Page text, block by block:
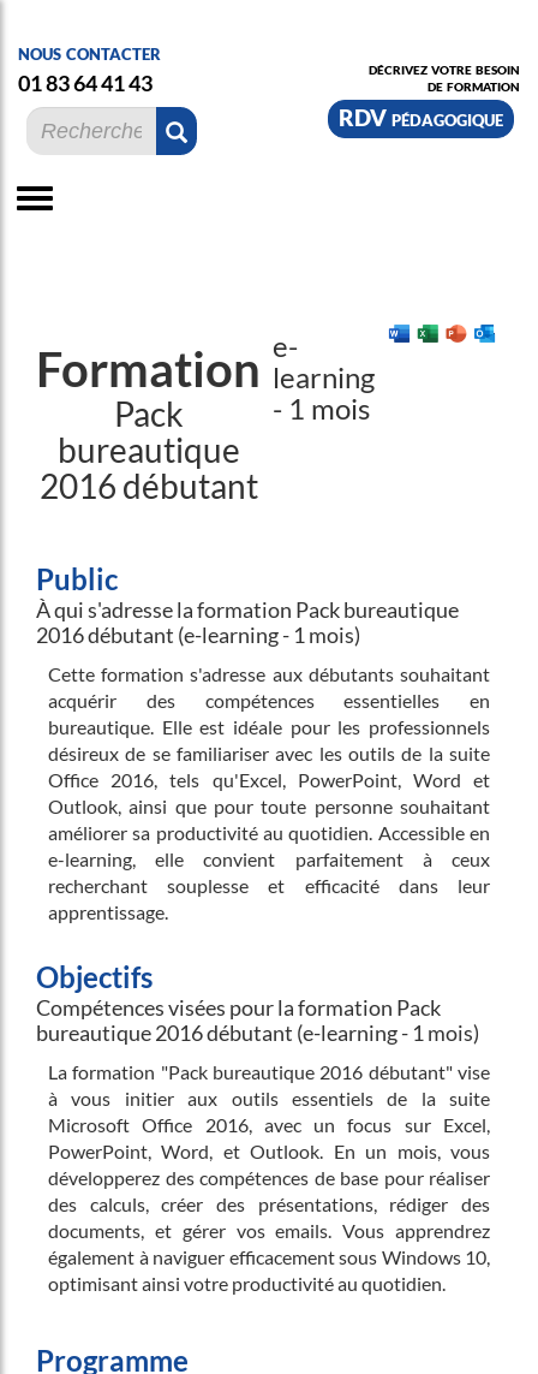
nous contacter
01 83 64 41 43
décrivez votre besoin
de formation
RDV pédagogique
Formation
Pack
bureautique
2016 débutant
e-
learning
- 1 mois
Public
À qui s'adresse la formation Pack bureautique
2016 débutant (e-learning - 1 mois)
Cette formation s'adresse aux débutants souhaitant
acquérir des compétences essentielles en
bureautique. Elle est idéale pour les professionnels
désireux de se familiariser avec les outils de la suite
Office 2016, tels qu'Excel, PowerPoint, Word et
Outlook, ainsi que pour toute personne souhaitant
améliorer sa productivité au quotidien. Accessible en
e-learning, elle convient parfaitement à ceux
recherchant souplesse et efficacité dans leur
apprentissage.
Objectifs
Compétences visées pour la formation Pack
bureautique 2016 débutant (e-learning - 1 mois)
La formation "Pack bureautique 2016 débutant" vise
à vous initier aux outils essentiels de la suite
Microsoft Office 2016, avec un focus sur Excel,
PowerPoint, Word, et Outlook. En un mois, vous
développerez des compétences de base pour réaliser
des calculs, créer des présentations, rédiger des
documents, et gérer vos emails. Vous apprendrez
également à naviguer efficacement sous Windows 10,
optimisant ainsi votre productivité au quotidien.
Programme